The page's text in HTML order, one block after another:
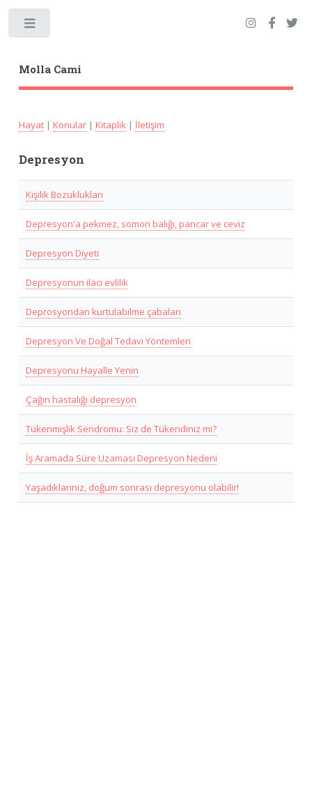
Molla Cami
Hayat| Konular| Kitaplık| İletişim
Depresyon
Kişilik Bozuklukları
Depresyon'a pekmez, somon balığı, pancar ve ceviz
Depresyon Diyeti
Depresyonun ilacı evlilik
Deprosyondan kurtulabilme çabaları
Depresyon Ve Doğal Tedavi Yöntemleri
Depresyonu Hayalle Yenin
Çağın hastalığı depresyon
Tükenmişlik Sendromu: Siz de Tükendiniz mi?
İş Aramada Süre Uzaması Depresyon Nedeni
Yaşadıklarınız, doğum sonrası depresyonu olabilir!